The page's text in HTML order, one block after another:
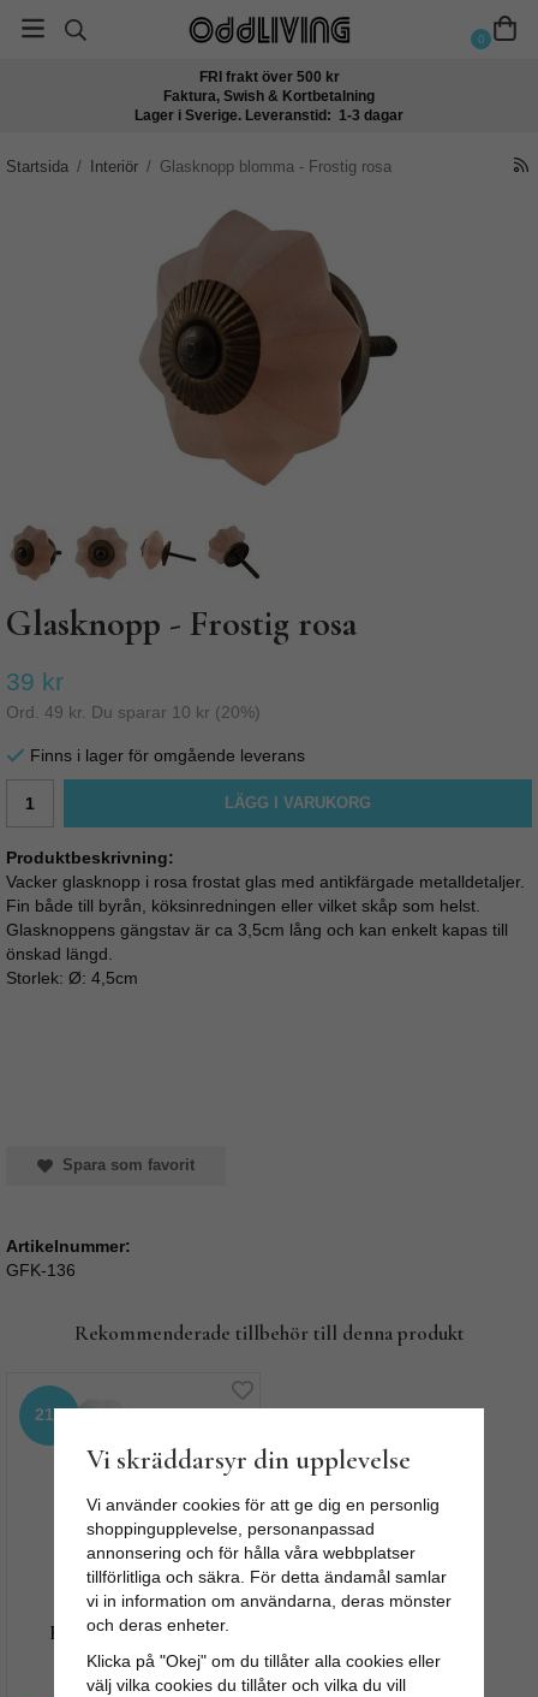
0
FRI frakt över 500 kr
Faktura, Swish & Kortbetalning
Lager i Sverige. Leveranstid: 1-3 dagar
Startsida / Interiör / Glasknopp blomma - Frostig rosa
Glasknopp - Frostig rosa
39 kr
Ord. 49 kr . Du sparar 10 kr (20%)
Finns i lager för omgående leverans
LÄGG I VARUKORG
Produktbeskrivning:
Vacker glasknopp i rosa frostat glas med antikfärgade metalldetaljer.
Fin både till byrån, köksinredningen eller vilket skåp som helst.
Glasknoppens gängstav är ca 3,5cm lång och kan enkelt kapas till
önskad längd.
Storlek: Ø: 4,5cm
Spara som favorit
Artikelnummer:
GFK-136
Rekommenderade tillbehör till denna produkt
21%
Knopp, tillbehör -
Förändra utseendet!
15 kr
Vi skräddarsyr din upplevelse
Vi använder cookies för att ge dig en personlig
shoppingupplevelse, personanpassad
annonsering och för hålla våra webbplatser
tillförlitliga och säkra. För detta ändamål samlar
vi in information om användarna, deras mönster
och deras enheter.
Klicka på "Okej" om du tillåter alla cookies eller
välj vilka cookies du tillåter och vilka du vill